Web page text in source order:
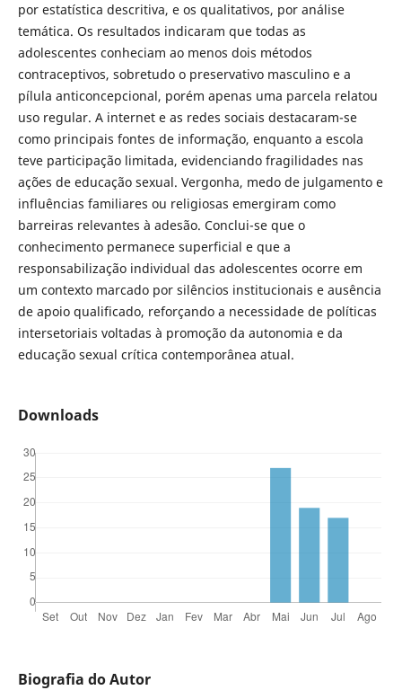
por estatística descritiva, e os qualitativos, por análise
temática. Os resultados indicaram que todas as
adolescentes conheciam ao menos dois métodos
contraceptivos, sobretudo o preservativo masculino e a
pílula anticoncepcional, porém apenas uma parcela relatou
uso regular. A internet e as redes sociais destacaram-se
como principais fontes de informação, enquanto a escola
teve participação limitada, evidenciando fragilidades nas
ações de educação sexual. Vergonha, medo de julgamento e
influências familiares ou religiosas emergiram como
barreiras relevantes à adesão. Conclui-se que o
conhecimento permanece superficial e que a
responsabilização individual das adolescentes ocorre em
um contexto marcado por silêncios institucionais e ausência
de apoio qualificado, reforçando a necessidade de políticas
intersetoriais voltadas à promoção da autonomia e da
educação sexual crítica contemporânea atual.
Downloads
Biografia do Autor